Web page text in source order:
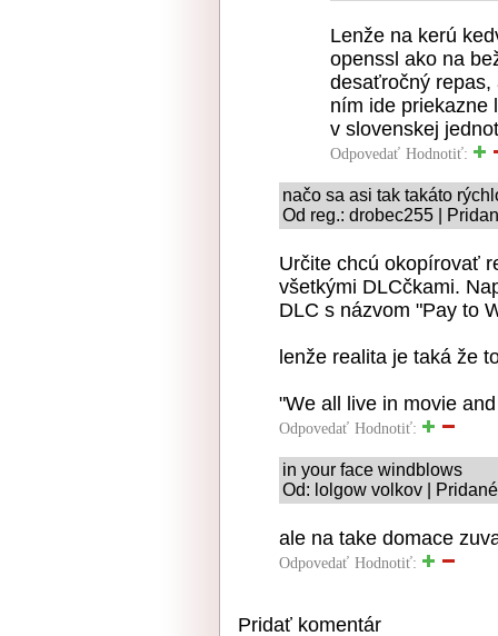
Lenže na kerú
openssl ako na
desaťročný repas,
ním ide priekazne
v slovenskej
Odpovedať Hodnotiť:
načo sa asi tak takáto
Od reg.: drobec255 |
Určite chcú okopírovať
všetkými DLCčkami.
DLC s názvom "Pay to
lenže realita je taká že
"We all live in movie
Odpovedať Hodnotiť:
in your face windblows
Od: lolgow volkov |
ale na take domace
Odpovedať Hodnotiť:
Pridať komentár